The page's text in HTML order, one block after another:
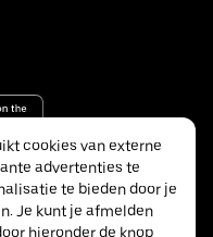
cookies van externe
advertenties te
te bieden door je
Je kunt je afmelden
hieronder de knop